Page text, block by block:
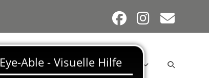
SEHENSWERTES KONTAKT WEBSITE-